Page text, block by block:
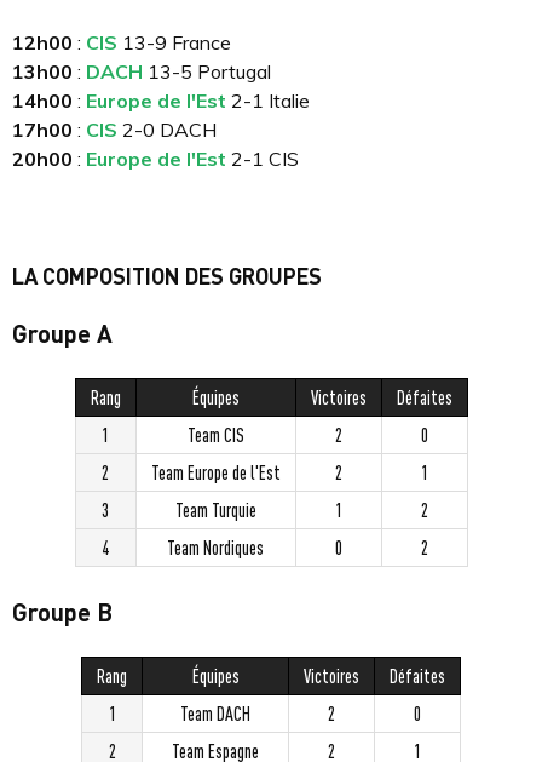
12h00 : CIS 13-9 France
13h00 : DACH 13-5 Portugal
14h00 : Europe de l'Est 2-1 Italie
17h00 : CIS 2-0 DACH
20h00 : Europe de l'Est 2-1 CIS
LA COMPOSITION DES GROUPES
Groupe A
Rang Équipes Victoires
Défaites
1
Team CIS 2
0
2
Team Europe de l'Est 2
1
3
Team Turquie 1
2
4
Team Nordiques 0 2
Groupe B
Rang Équipes Victoires
Défaites
1
Team DACH 2
0
2
Team Espagne 2
1